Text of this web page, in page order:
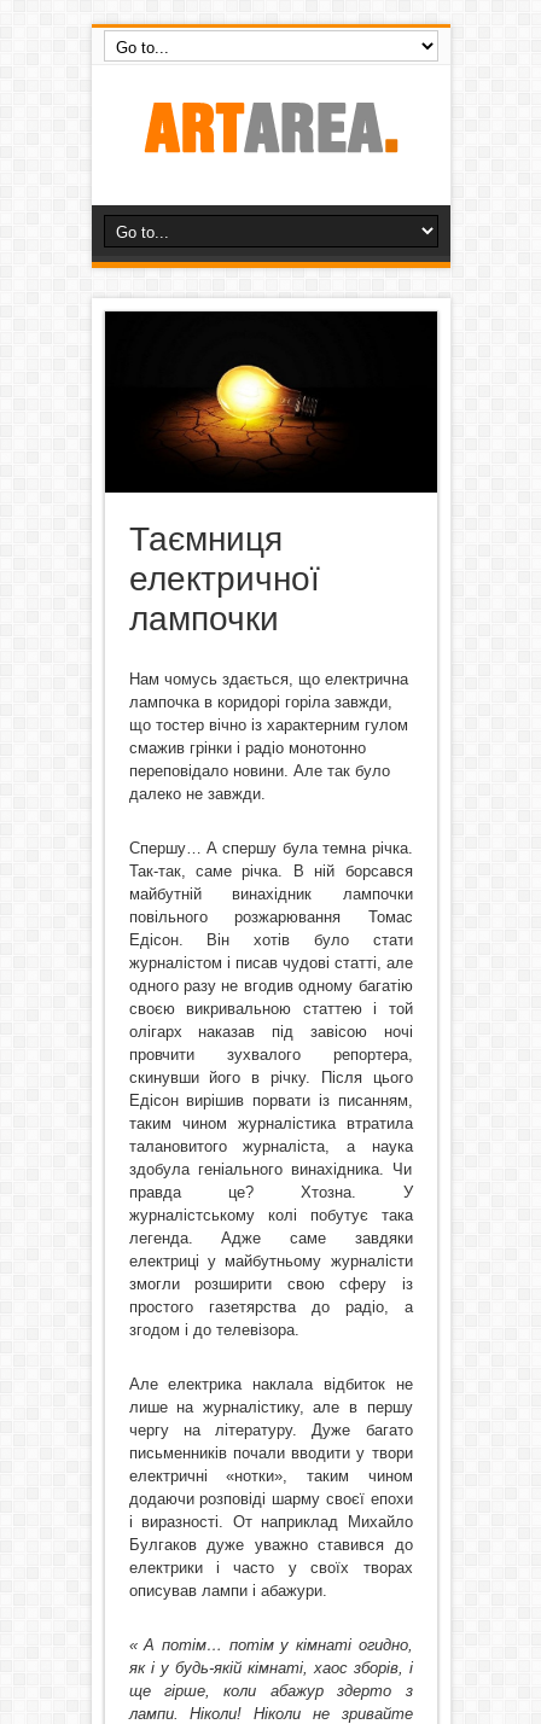
Таємниця
електричної
лампочки
Нам чомусь здається, що електрична
лампочка в коридорі горіла завжди,
що тостер вічно із характерним гулом
смажив грінки і радіо монотонно
переповідало новини. Але так було
далеко не завжди.
Спершу… А спершу була темна річка.
Так-так, саме річка. В ній борсався
майбутній винахідник лампочки
повільного розжарювання Томас
Едісон. Він хотів було стати
журналістом і писав чудові статті, але
одного разу не вгодив одному багатію
своєю викривальною статтею і той
олігарх наказав під завісою ночі
провчити зухвалого репортера,
скинувши його в річку. Після цього
Едісон вирішив порвати із писанням,
таким чином журналістика втратила
талановитого журналіста, а наука
здобула геніального винахідника. Чи
правда це? Хтозна. У
журналістському колі побутує така
легенда. Адже саме завдяки
електриці у майбутньому журналісти
змогли розширити свою сферу із
простого газетярства до радіо, а
згодом і до телевізора.
Але електрика наклала відбиток не
лише на журналістику, але в першу
чергу на літературу. Дуже багато
письменників почали вводити у твори
електричні «нотки», таким чином
додаючи розповіді шарму своєї епохи
і виразності. От наприклад Михайло
Булгаков дуже уважно ставився до
електрики і часто у своїх творах
описував лампи і абажури.
« А потім… потім у кімнаті огидно,
як і у будь-якій кімнаті, хаос зборів, і
ще гірше, коли абажур здерто з
лампи. Ніколи! Ніколи не зривайте